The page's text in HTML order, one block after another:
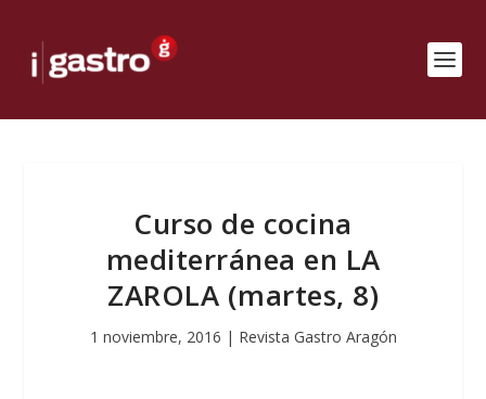
Curso de cocina
mediterránea en LA
ZAROLA (martes, 8)
1 noviembre, 2016 | Revista Gastro Aragón